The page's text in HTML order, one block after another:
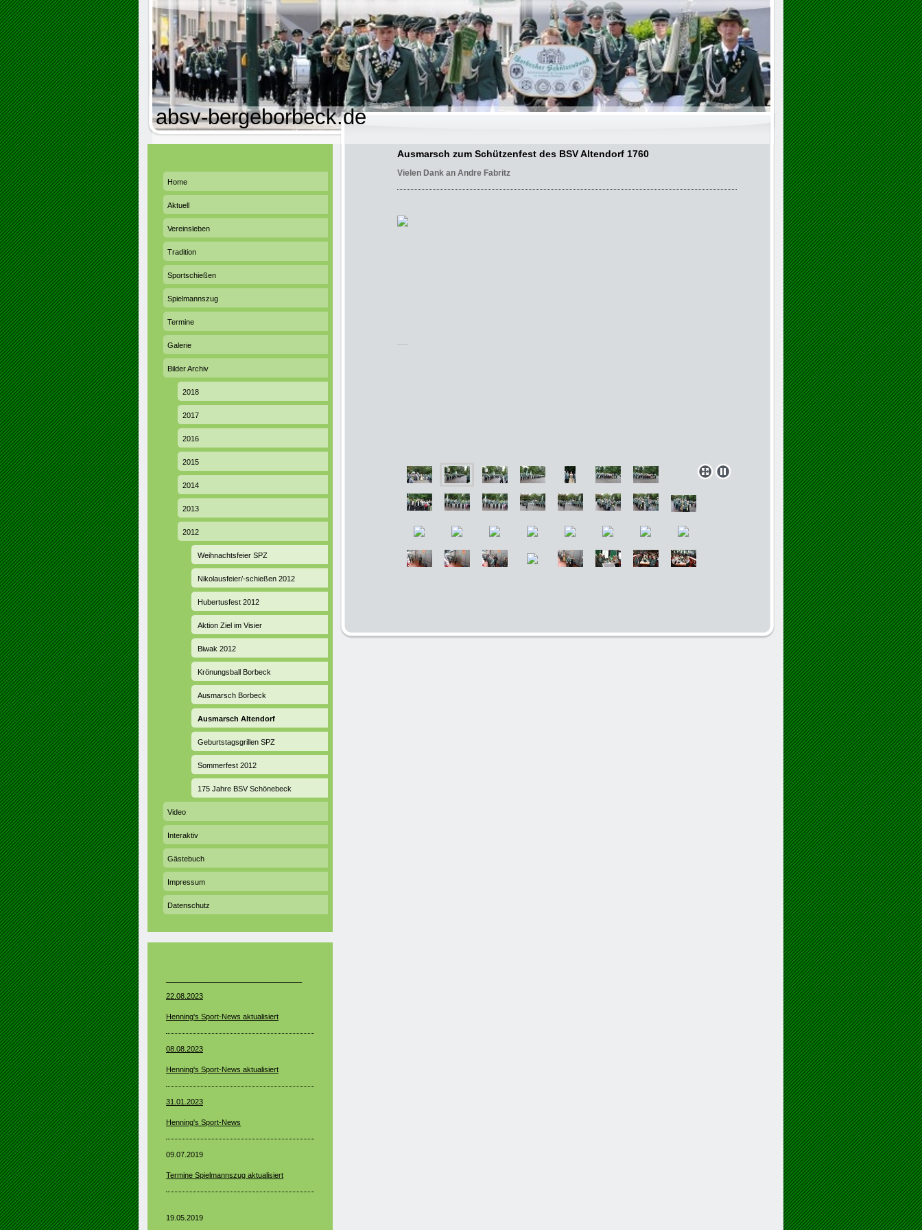
absv-bergeborbeck.de
Ausmarsch zum Schützenfest des BSV Altendorf 1760
Vielen Dank an Andre Fabritz
Home
Aktuell
Vereinsleben
Tradition
Sportschießen
Spielmannszug
Termine
Galerie
Bilder Archiv
2018
2017
2016
2015
2014
2013
2012
Weihnachtsfeier SPZ
Nikolausfeier/-schießen 2012
Hubertusfest 2012
Aktion Ziel im Visier
Biwak 2012
Krönungsball Borbeck
Ausmarsch Borbeck
Ausmarsch Altendorf
Geburtstagsgrillen SPZ
Sommerfest 2012
175 Jahre BSV Schönebeck
Video
Interaktiv
Gästebuch
Impressum
Datenschutz
22.08.2023
Henning's Sport-News aktualisiert
08.08.2023
Henning's Sport-News aktualisiert
31.01.2023
Henning's Sport-News
09.07.2019
Termine Spielmannszug aktualisiert
19.05.2019